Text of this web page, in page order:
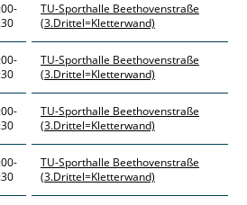
TU-Sporthalle Beethovenstraße
(3.Drittel=Kletterwand)
TU-Sporthalle Beethovenstraße
(3.Drittel=Kletterwand)
TU-Sporthalle Beethovenstraße
(3.Drittel=Kletterwand)
TU-Sporthalle Beethovenstraße
(3.Drittel=Kletterwand)